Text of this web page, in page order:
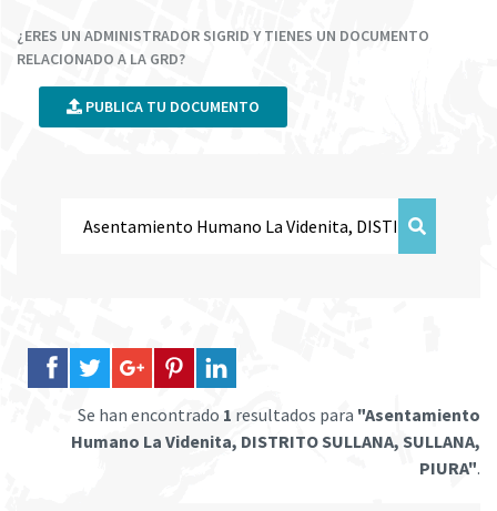
¿ERES UN ADMINISTRADOR SIGRID Y TIENES UN DOCUMENTO
RELACIONADO A LA GRD?
PUBLICA TU DOCUMENTO
Se han encontrado 1 resultados para "Asentamiento
Humano La Videnita, DISTRITO SULLANA, SULLANA,
PIURA".